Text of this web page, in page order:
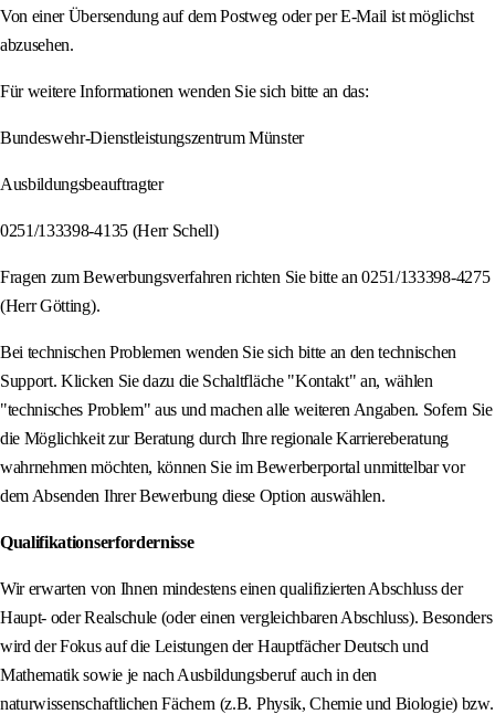
Von einer Übersendung auf dem Postweg oder per E-Mail ist möglichst
abzusehen.
Für weitere Informationen wenden Sie sich bitte an das:
Bundeswehr-Dienstleistungszentrum Münster
Ausbildungsbeauftragter
0251/133398-4135 (Herr Schell)
Fragen zum Bewerbungsverfahren richten Sie bitte an 0251/133398-4275
(Herr Götting).
Bei technischen Problemen wenden Sie sich bitte an den technischen
Support. Klicken Sie dazu die Schaltfläche "Kontakt" an, wählen
"technisches Problem" aus und machen alle weiteren Angaben. Sofern Sie
die Möglichkeit zur Beratung durch Ihre regionale Karriereberatung
wahrnehmen möchten, können Sie im Bewerberportal unmittelbar vor
dem Absenden Ihrer Bewerbung diese Option auswählen.
Qualifikationserfordernisse
Wir erwarten von Ihnen mindestens einen qualifizierten Abschluss der
Haupt- oder Realschule (oder einen vergleichbaren Abschluss). Besonders
wird der Fokus auf die Leistungen der Hauptfächer Deutsch und
Mathematik sowie je nach Ausbildungsberuf auch in den
naturwissenschaftlichen Fächern (z.B. Physik, Chemie und Biologie) bzw.